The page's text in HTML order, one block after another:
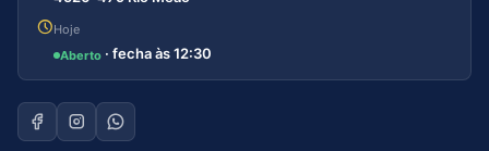
Hoje
Aberto · fecha às 12:30